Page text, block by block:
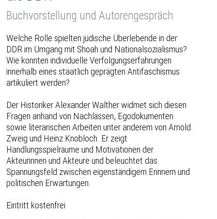
Buchvorstellung und Autorengespräch
Welche Rolle spielten jüdische Überlebende in der
DDR im Umgang mit Shoah und Nationalsozialismus?
Wie konnten individuelle Verfolgungserfahrungen
innerhalb eines staatlich geprägten Antifaschismus
artikuliert werden?
Der Historiker Alexander Walther widmet sich diesen
Fragen anhand von Nachlässen, Egodokumenten
sowie literarischen Arbeiten unter anderem von Arnold
Zweig und Heinz Knobloch. Er zeigt
Handlungsspielräume und Motivationen der
Akteurinnen und Akteure und beleuchtet das
Spannungsfeld zwischen eigenständigem Erinnern und
politischen Erwartungen.
Eintritt kostenfrei